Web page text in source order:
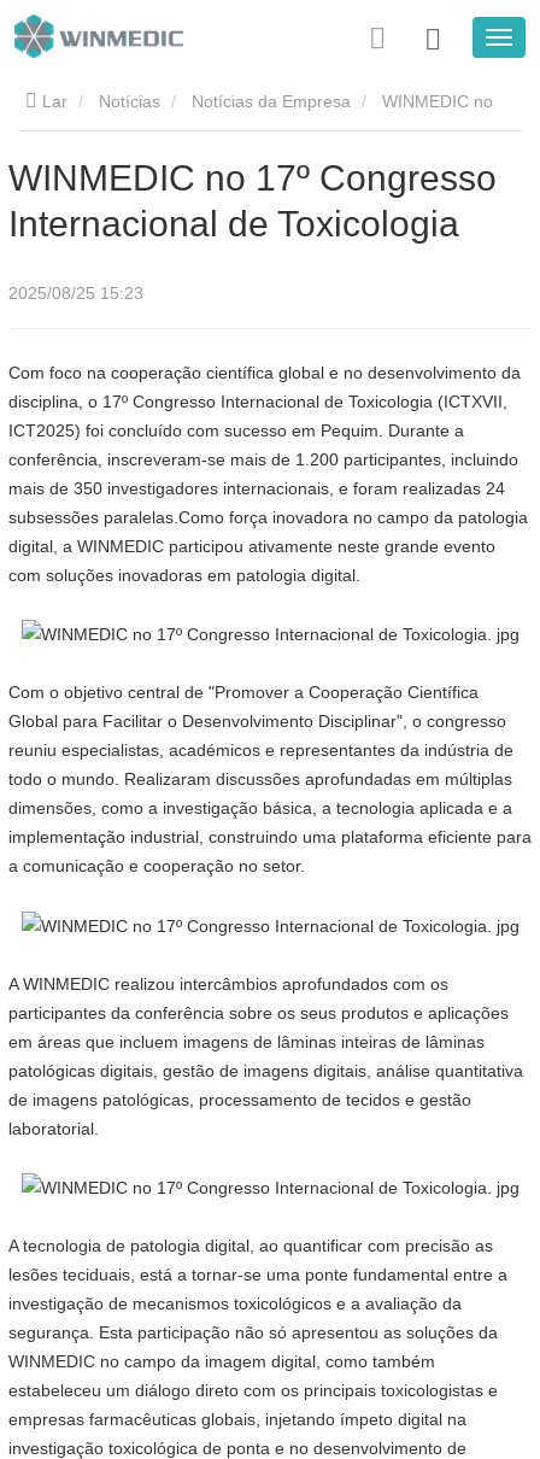
Lar Notícias Notícias da Empresa
WINMEDIC no 17º Congresso
Internacional de Toxicologia
2025/08/25 15:23
Com foco na cooperação científica global e no desenvolvimento da
disciplina, o 17º Congresso Internacional de Toxicologia (ICTXVII,
ICT2025) foi concluído com sucesso em Pequim. Durante a
conferência, inscreveram-se mais de 1.200 participantes, incluindo
mais de 350 investigadores internacionais, e foram realizadas 24
subsessões paralelas. Como força inovadora no campo da patologia
digital, a WINMEDIC participou ativamente neste grande evento
com soluções inovadoras em patologia digital.
Com o objetivo central de "Promover a Cooperação Científica
Global para Facilitar o Desenvolvimento Disciplinar", o congresso
reuniu especialistas, académicos e representantes da indústria de
todo o mundo. Realizaram discussões aprofundadas em múltiplas
dimensões, como a investigação básica, a tecnologia aplicada e a
implementação industrial, construindo uma plataforma eficiente para
a comunicação e cooperação no setor.
A WINMEDIC realizou intercâmbios aprofundados com os
participantes da conferência sobre os seus produtos e aplicações
em áreas que incluem imagens de lâminas inteiras de lâminas
patológicas digitais, gestão de imagens digitais, análise quantitativa
de imagens patológicas, processamento de tecidos e gestão
laboratorial.
A tecnologia de patologia digital, ao quantificar com precisão as
lesões teciduais, está a tornar-se uma ponte fundamental entre a
investigação de mecanismos toxicológicos e a avaliação da
segurança. Esta participação não só apresentou as soluções da
WINMEDIC no campo da imagem digital, como também
estabeleceu um diálogo direto com os principais toxicologistas e
empresas farmacêuticas globais, injetando ímpeto digital na
investigação toxicológica de ponta e no desenvolvimento de